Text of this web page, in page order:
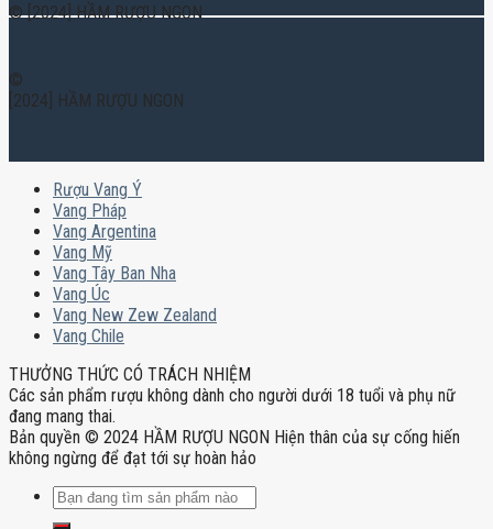
© [2024] HẦM RƯỢU NGON
©
[2024] HẦM RƯỢU NGON
Rượu Vang Ý
Vang Pháp
Vang Argentina
Vang Mỹ
Vang Tây Ban Nha
Vang Úc
Vang New Zew Zealand
Vang Chile
THƯỞNG THỨC CÓ TRÁCH NHIỆM
Các sản phẩm rượu không dành cho người dưới 18 tuổi và phụ nữ
đang mang thai.
Bản quyền © 2024 HẦM RƯỢU NGON Hiện thân của sự cống hiến
không ngừng để đạt tới sự hoàn hảo
Tìm